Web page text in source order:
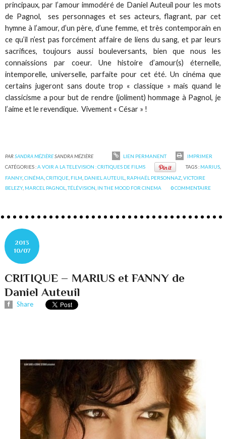
principaux, par l’amour immodéré de Daniel Auteuil pour les mots
de Pagnol, ses personnages et ses acteurs, flagrant, par cet
hymne à l’amour, d’un père, d’une femme, et très contemporain en
ce qu’il n’est pas forcément affaire de liens du sang, et par leurs
sacrifices, toujours aussi bouleversants, bien que nous les
connaissions par coeur. Une histoire d’amour(s) éternelle,
intemporelle, universelle, parfaite pour cet été. Un cinéma que
certains jugeront sans doute trop « classique » mais quand le
classicisme a pour but de rendre (joliment) hommage à Pagnol, je
l’aime et le revendique. Vivement « César » !
PARSANDRA MÉZIÈRESANDRA MÉZIÈRE LIEN PERMANENT
IMPRIMER
CATÉGORIES :A VOIR A LA TELEVISION : CRITIQUES DE FILMS TAGS : MARIUS,
FANNY,CINÉMA,CRITIQUE, FILM, DANIEL AUTEUIL, RAPHAËL PERSONNAZ,VICTOIRE
BELEZY, MARCEL PAGNOL,TÉLÉVISION, IN THE MOOD FOR CINEMA 0COMMENTAIRE
2013
10/07
CRITIQUE – MARIUS et FANNY de
Daniel Auteuil
Share